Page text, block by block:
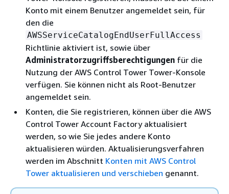
Konto mit einem Benutzer angemeldet sein, für
den die
AWSServiceCatalogEndUserFullAccess
Richtlinie aktiviert ist, sowie über
Administratorzugriffsberechtigungen für die
Nutzung der AWS Control Tower Tower-Konsole
verfügen. Sie können nicht als Root-Benutzer
angemeldet sein.
Konten, die Sie registrieren, können über die AWS
Control Tower Account Factory aktualisiert
werden, so wie Sie jedes andere Konto
aktualisieren würden. Aktualisierungsverfahren
werden im Abschnitt Konten mit AWS Control
Tower aktualisieren und verschieben genannt.